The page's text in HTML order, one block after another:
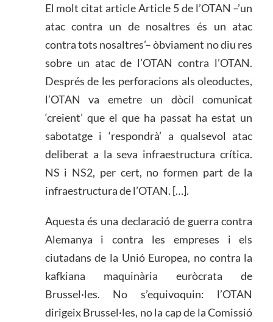
El molt citat article Article 5 de l’OTAN –’un
atac contra un de nosaltres és un atac
contra tots nosaltres’– òbviament no diu res
sobre un atac de l’OTAN contra l’OTAN.
Després de les perforacions als oleoductes,
l’OTAN va emetre un dòcil comunicat
‘creient’ que el que ha passat ha estat un
sabotatge i ‘respondrà’ a qualsevol atac
deliberat a la seva infraestructura crítica.
NS i NS2, per cert, no formen part de la
infraestructura de l’OTAN. […].
Aquesta és una declaració de guerra contra
Alemanya i contra les empreses i els
ciutadans de la Unió Europea, no contra la
kafkiana maquinària euròcrata de
Brussel·les. No s’equivoquin: l’OTAN
dirigeix ​​Brussel·les, no la cap de la Comissió